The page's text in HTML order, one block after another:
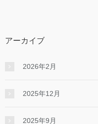
アーカイブ
2026年2月
2025年12月
2025年9月